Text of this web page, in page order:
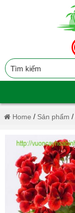
Home / Sản phẩm /